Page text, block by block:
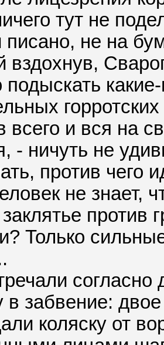
тут не
не на
какие-
и вся на
- ничуть не
против
не знает,
против
Только
согласно
в забвение:
коляску от